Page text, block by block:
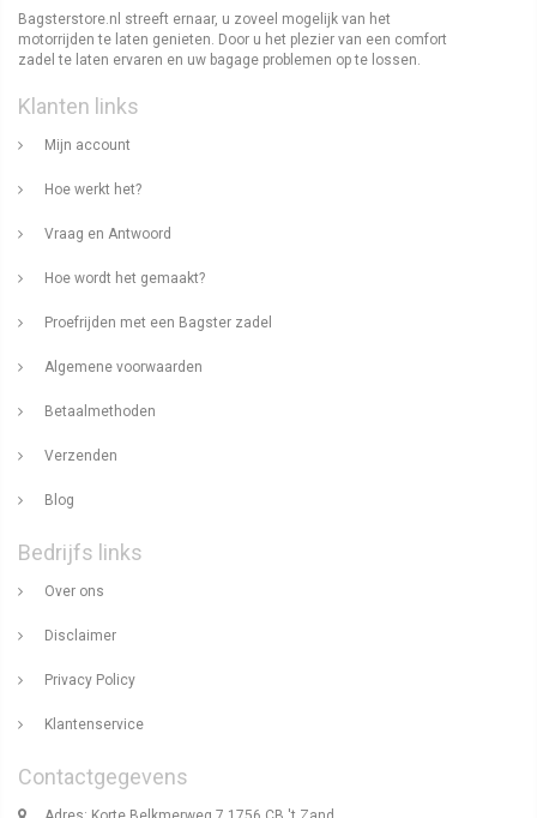
Bagsterstore.nl streeft ernaar, u zoveel mogelijk van het
motorrijden te laten genieten. Door u het plezier van een comfort
zadel te laten ervaren en uw bagage problemen op te lossen.
Klanten links
Mijn account
Hoe werkt het?
Vraag en Antwoord
Hoe wordt het gemaakt?
Proefrijden met een Bagster zadel
Algemene voorwaarden
Betaalmethoden
Verzenden
Blog
Bedrijfs links
Over ons
Disclaimer
Privacy Policy
Klantenservice
Contactgegevens